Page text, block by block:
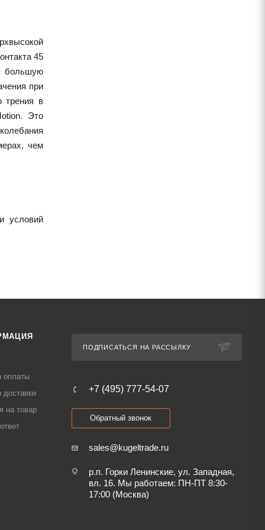
45
большую
при
трения в
Это
чем
условий
оплаты
доставки
на товар
ПОДПИСАТЬСЯ НА РАССЫЛКУ
+7 (495) 777-54-07
Обратный звонок
sales@kugeltrade.ru
р.п. Горки Ленинские, ул. Западная,
вл. 16. Мы работаем: ПН-ПТ 8:30-
17:00 (Москва)